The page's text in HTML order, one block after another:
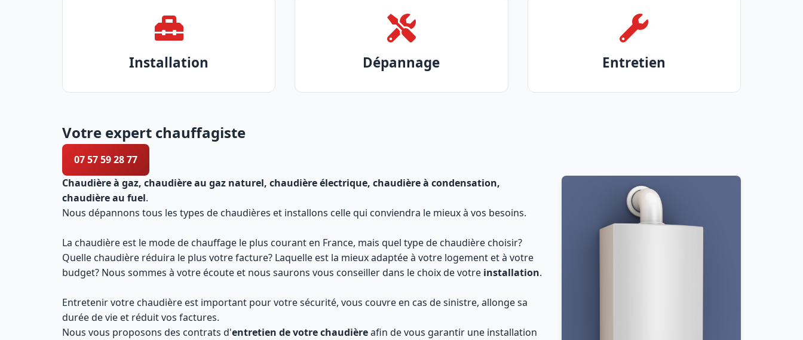
Installation Dépannage Entretien
Votre expert chauffagiste
07 57 59 28 77
Chaudière à gaz, chaudière au gaz naturel, chaudière électrique, chaudière à condensation,
chaudière au fuel.
Nous dépannons tous les types de chaudières et installons celle qui conviendra le mieux à vos besoins.
La chaudière est le mode de chauffage le plus courant en France, mais quel type de chaudière choisir?
Quelle chaudière réduira le plus votre facture? Laquelle est la mieux adaptée à votre logement et à votre
budget? Nous sommes à votre écoute et nous saurons vous conseiller dans le choix de votre installation.
Entretenir votre chaudière est important pour votre sécurité, vous couvre en cas de sinistre, allonge sa
durée de vie et réduit vos factures.
Nous vous proposons des contrats d'entretien de votre chaudièreafin de vous garantir une installation